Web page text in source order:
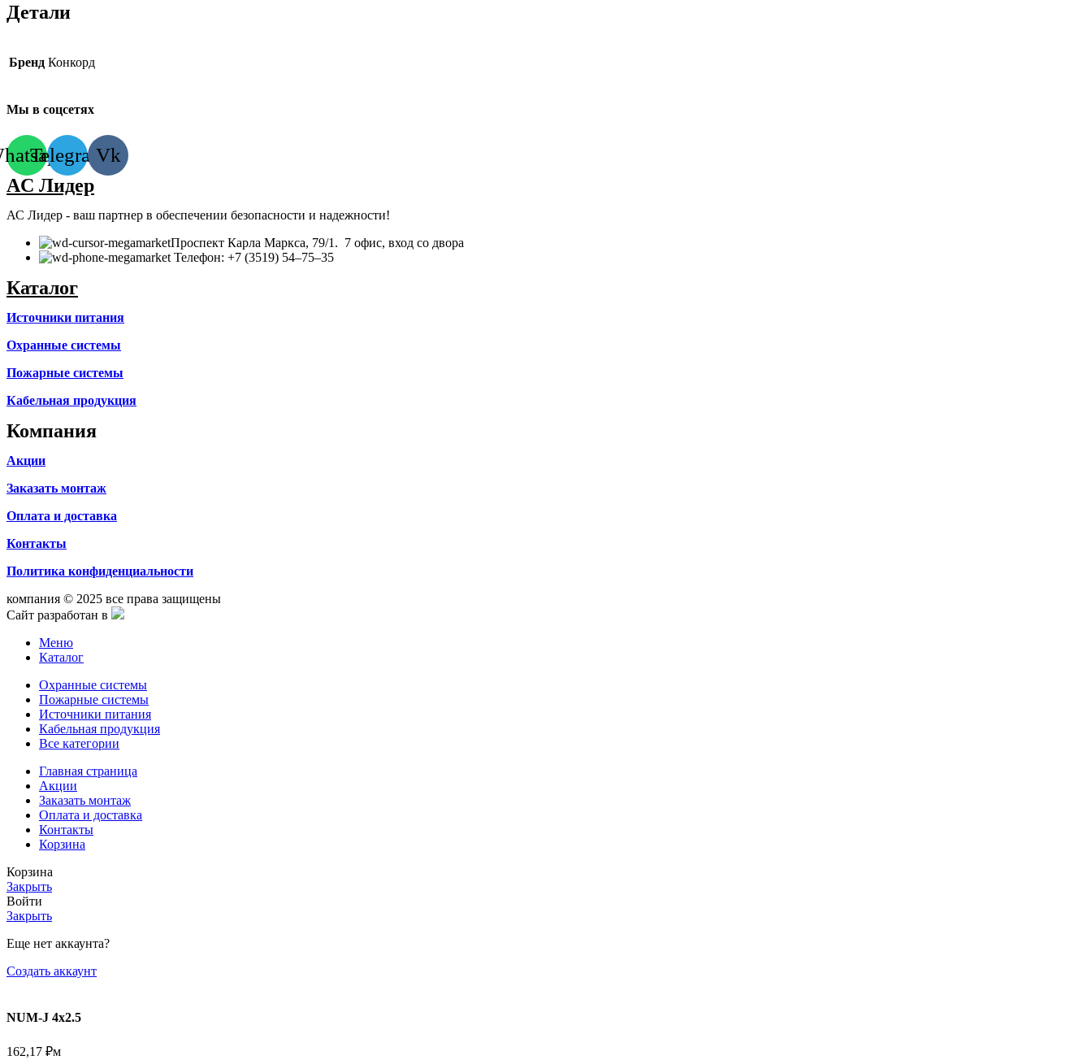
Детали
Бренд Конкорд
Мы в соцсетях
TelegramVk
AC Лидер
АС Лидер - ваш партнер в обеспечении безопасности и надежности!
​Проспект Карла Маркса, 79/1. 7 офис, вход со двора
Телефон: +7 (3519) 54‒75‒35
Каталог
Источники питания
Охранные системы
Пожарные системы
Кабельная продукция
Компания
Акции
Заказать монтаж
Оплата и доставка
Контакты
Политика конфиденциальности
компания © 2025 все права защищены
Сайт разработан в
Меню
Каталог
Охранные системы
Пожарные системы
Источники питания
Кабельная продукция
Все категории
Главная страница
Акции
Заказать монтаж
Оплата и доставка
Контакты
Корзина
Корзина
Закрыть
Войти
Закрыть
Еще нет аккаунта?
Создать аккаунт
NUM-J 4х2.5
162,17 ₽м